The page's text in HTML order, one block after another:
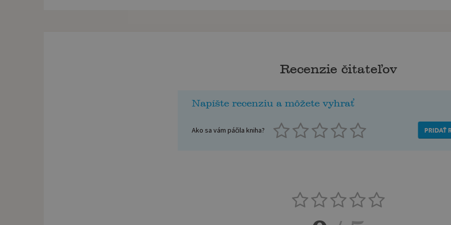
Recenzie čitateľov
Napíšte recenziu a môžete vyhrať
Ako sa vám páčila kniha? PRIDAŤ